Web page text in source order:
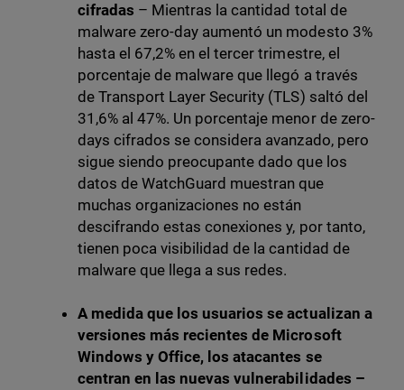
cifradas – Mientras la cantidad total de
malware zero-day aumentó un modesto 3%
hasta el 67,2% en el tercer trimestre, el
porcentaje de malware que llegó a través
de Transport Layer Security (TLS) saltó del
31,6% al 47%. Un porcentaje menor de zero-
days cifrados se considera avanzado, pero
sigue siendo preocupante dado que los
datos de WatchGuard muestran que
muchas organizaciones no están
descifrando estas conexiones y, por tanto,
tienen poca visibilidad de la cantidad de
malware que llega a sus redes.
A medida que los usuarios se actualizan a
versiones más recientes de Microsoft
Windows y Office, los atacantes se
centran en las nuevas vulnerabilidades –